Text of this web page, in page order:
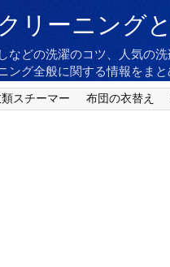
リーニング
などの洗濯のコツ、人気の
ング全般に関する情報をまと
スチーマー 布団の衣替え